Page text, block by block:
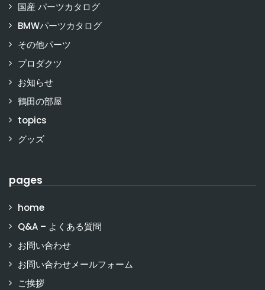
国産 パーツカタログ
BMWパーツカタログ
その他パーツ
プロダクツ
お知らせ
鶴田の部屋
topics
グッズ
pages
home
Q&A – よくある質問
お問い合わせ
お問い合わせメールフォーム
ご挨拶